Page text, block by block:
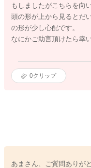
もしましたがこちらを向
頭の形が上から見るとだ
の形が少し心配です。
なにかご助言頂けたら幸い
0クリップ
あまさん、ご質問ありが